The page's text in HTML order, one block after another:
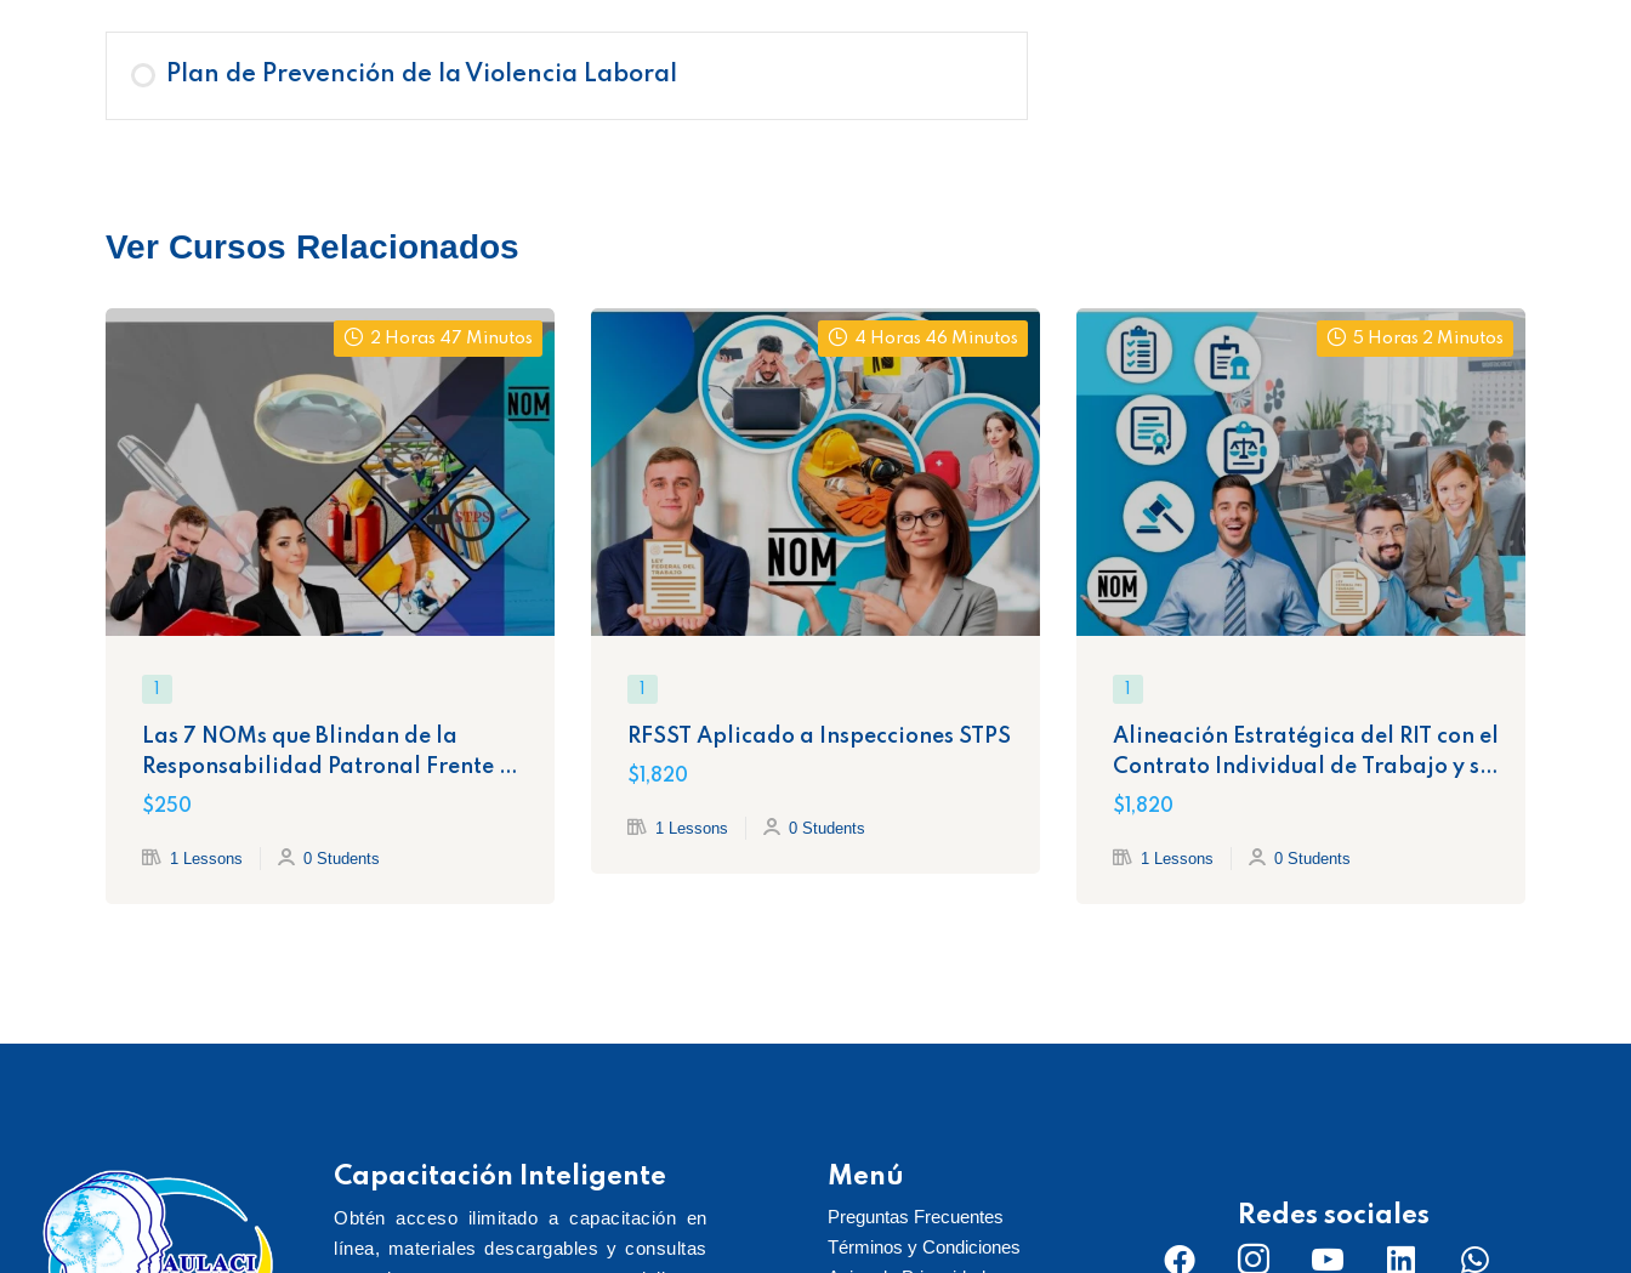
Plan de Prevención de la Violencia Laboral
Ver Cursos Relacionados
2 Horas 47 Minutos
Las 7 NOMs que Blindan de la
Responsabilidad Patronal Frente a
la STPS
$250
1 Lessons 0 Students
4 Horas 46 Minutos
RFSST Aplicado a Inspecciones STPS
$1,820
1 Lessons 0 Students
5 Horas 2 Minutos
Alineación Estratégica del RIT con el
Contrato Individual de Trabajo y sus
Cláusulas Clave
$1,820
1 Lessons 0 Students
Capacitación Inteligente
Obtén acceso ilimitado a capacitación en
línea, materiales descargables y consultas
Menú
Preguntas Frecuentes
Términos y Condiciones
Redes sociales